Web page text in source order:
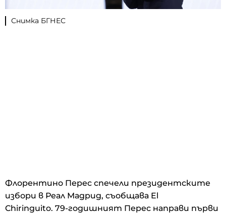
Снимка БГНЕС
Флорентино Перес спечели президентските
избори в Реал Мадрид, съобщава El
Chiringuito. 79-годишният Перес направи първи